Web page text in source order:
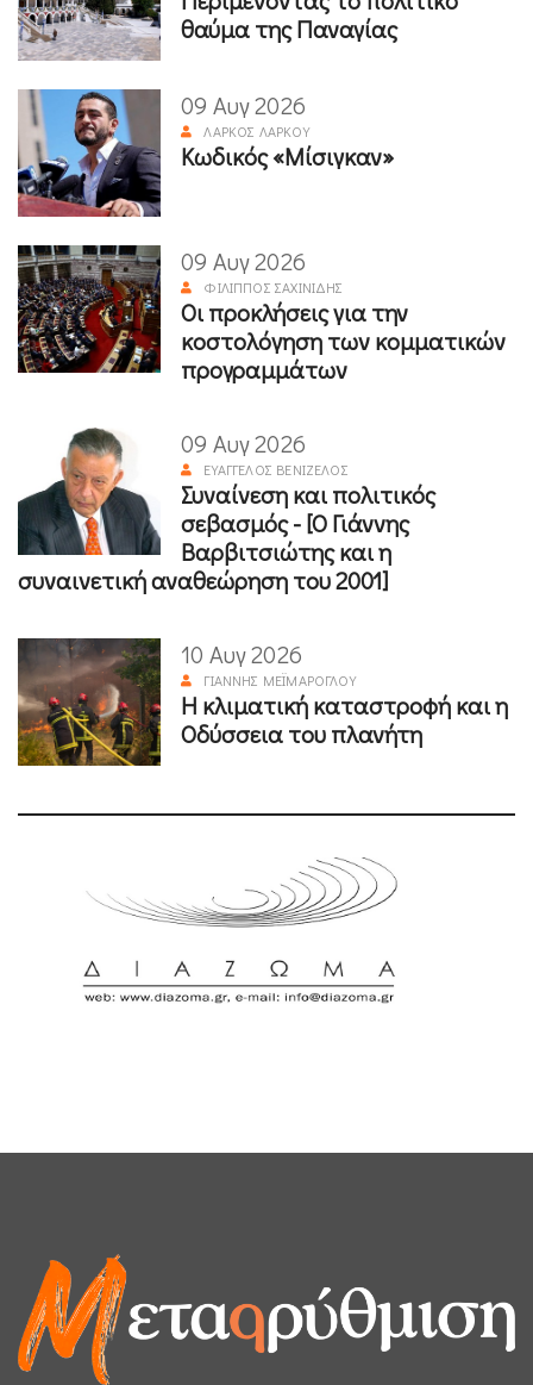
θαύμα της Παναγίας
09 Αυγ 2026
ΛΆΡΚΟΣ ΛΆΡΚΟΥ
Κωδικός «Μίσιγκαν»
09 Αυγ 2026
ΦΊΛΙΠΠΟΣ ΣΑΧΙΝΊΔΗΣ
Οι προκλήσεις για την
κοστολόγηση των κομματικών
προγραμμάτων
09 Αυγ 2026
ΕΥΆΓΓΕΛΟΣ ΒΕΝΙΖΈΛΟΣ
Συναίνεση και πολιτικός
σεβασμός - [Ο Γιάννης
Βαρβιτσιώτης και η
συναινετική αναθεώρηση του 2001]
10 Αυγ 2026
ΓΙΆΝΝΗΣ ΜΕΪΜΆΡΟΓΛΟΥ
Η κλιματική καταστροφή και η
Οδύσσεια του πλανήτη